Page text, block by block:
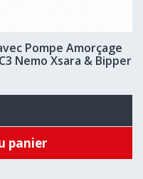
Pompe Amorçage
Nemo Xsara & Bipper
panier